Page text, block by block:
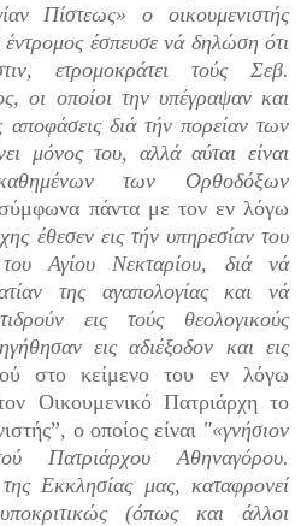
Πίστεως» ο οικουμενιστής
έσπευσε νά δηλώση ότι
ετρομοκράτει τούς Σεβ.
οι οποίοι την υπέγραψαν και
αποφάσεις διά τήν πορείαν των
μόνος του, αλλά αύται είναι
των Ορθοδόξων
πάντα με τον εν λόγω
έθεσεν εις τήν υπηρεσίαν του
Αγίου Νεκταρίου, διά νά
της αγαπολογίας και νά
εις τούς θεολογικούς
εις αδιέξοδον και εις
στο κείμενο του εν λόγω
Οικουμενικό Πατριάρχη το
ο οποίος είναι "«γνήσιον
Πατριάρχου Αθηναγόρου.
Εκκλησίας μας, καταφρονεί
(όπως και άλλοι